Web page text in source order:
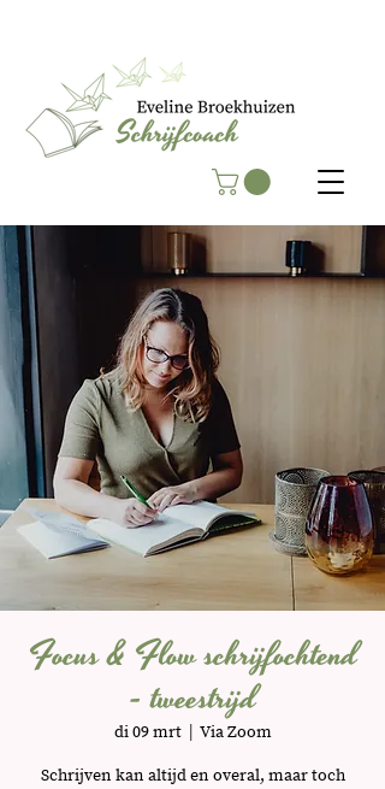
Focus & Flow schrijfochtend
- tweestrijd
di 09 mrt
  |
Via Zoom
Schrijven kan altijd en overal, maar toch